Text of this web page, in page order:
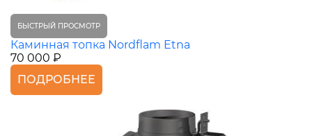
БЫСТРЫЙ ПРОСМОТР
Каминная топка Nordflam Etna
70 000 ₽
ПОДРОБНЕЕ